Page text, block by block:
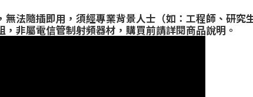
無法隨插即用，須經專業背景人士（如：工程師、研
非屬電信管制射頻器材，購買前請詳閱商品說明。